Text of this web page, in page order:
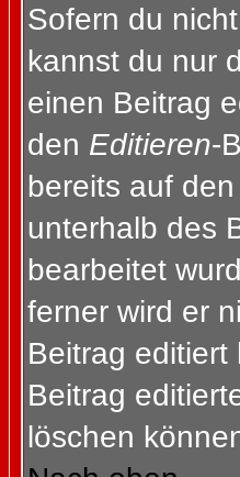
Sofern du
kannst du nur
einen Beitrag
den Editieren-
bereits auf
unterhalb des
bearbeitet
ferner wird er
Beitrag
Beitrag
löschen